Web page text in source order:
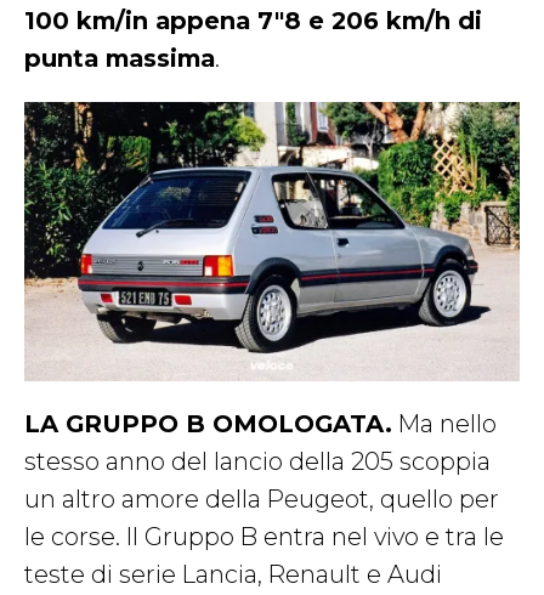
100 km/in appena 7″8 e 206 km/h di
punta massima.
LA GRUPPO B OMOLOGATA. Ma nello
stesso anno del lancio della 205 scoppia
un altro amore della Peugeot, quello per
le corse. Il Gruppo B entra nel vivo e tra le
teste di serie Lancia, Renault e Audi